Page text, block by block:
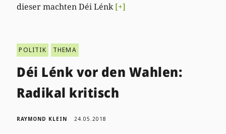
dieser machten Déi Lénk[+]
POLITIK THEMA
Déi Lénk vor den Wahlen:
Radikal kritisch
RAYMOND KLEIN 24.05.2018